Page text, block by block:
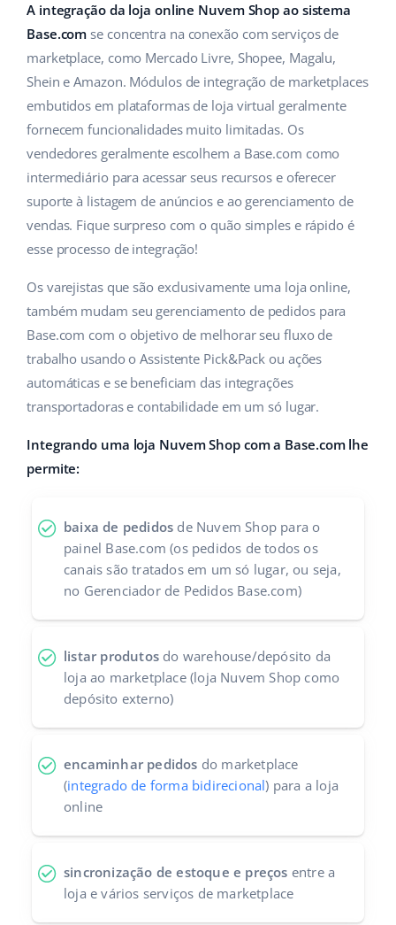
Gestão de Envios
Automação do fluxo de trabalho
IA para ecommerce
Base Analytics
Casa e jardim
Produtos infantis
Peças automotivas
Supermercado
Saúde e beleza
Moda
Ajuda
Academy
Serviços
Auditoria de contas
Outros
Casos de Sucesso
Calculadora de benefícios
Colaboração e parcerias
Parceiros Base
Contato
english (US)
english (GB)
english (IN)
čeština
deutsch
Ελληνικά
español (AR)
español (MX)
Français
Italiano
português (BR)
中文
A integração da loja online Nuvem Shop ao sistema
Base.com se concentra na conexão com serviços de
marketplace, como Mercado Livre, Shopee, Magalu,
Shein e Amazon. Módulos de integração de marketplaces
embutidos em plataformas de loja virtual geralmente
fornecem funcionalidades muito limitadas. Os
vendedores geralmente escolhem a Base.com como
intermediário para acessar seus recursos e oferecer
suporte à listagem de anúncios e ao gerenciamento de
vendas. Fique surpreso com o quão simples e rápido é
esse processo de integração!
Os varejistas que são exclusivamente uma loja online,
também mudam seu gerenciamento de pedidos para
Base.com com o objetivo de melhorar seu fluxo de
trabalho usando o Assistente Pick&Pack ou ações
automáticas e se beneficiam das integrações
transportadoras e contabilidade em um só lugar.
Integrando uma loja Nuvem Shop com a Base.com lhe
permite:
baixa de pedidos de Nuvem Shop para o
painel Base.com (os pedidos de todos os
canais são tratados em um só lugar, ou seja,
no Gerenciador de Pedidos Base.com)
listar produtos do warehouse/depósito da
loja ao marketplace (loja Nuvem Shop como
depósito externo)
encaminhar pedidos do marketplace
(integrado de forma bidirecional) para a loja
online
sincronização de estoque e preços entre a
loja e vários serviços de marketplace